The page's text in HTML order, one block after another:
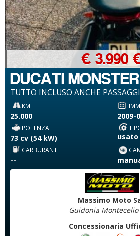
DUCATI MONSTER
TUTTO INCLUSO ANCHE
€ 3.990
KM
25.000 2009-
POTENZA
73 cv (54 kW) usato
CARBURANTE
--
Massimo Moto
Guidonia Montecelio
Concessionaria